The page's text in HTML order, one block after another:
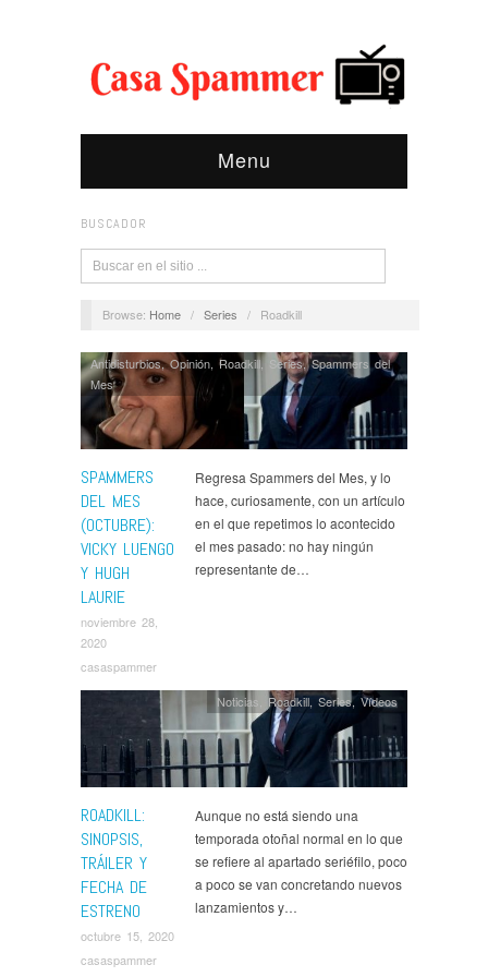
Menu
BUSCADOR
Browse: Home / Series / Roadkill
SPAMMERS
DEL MES
(OCTUBRE):
VICKY LUENGO
Y HUGH
LAURIE
noviembre 28,
2020
casaspammer
Antidisturbios,Opinión, Roadkill, Series,Spammers del
Mes
Regresa Spammers del Mes, y lo
hace, curiosamente, con un artículo
en el que repetimos lo acontecido
el mes pasado: no hay ningún
representante de…
ROADKILL:
SINOPSIS,
TRÁILER Y
FECHA DE
ESTRENO
octubre 15, 2020
casaspammer
Noticias Roadkill,Series,Ví­deos
Aunque no está siendo una
temporada otoñal normal en lo que
se refiere al apartado seriéfilo, poco
a poco se van concretando nuevos
lanzamientos y…